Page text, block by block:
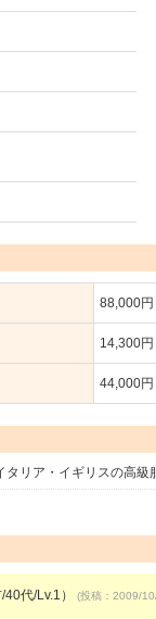
88,000円
14,300円
44,000円
リア・イギリスの高
代/Lv.1） (投稿：2009/